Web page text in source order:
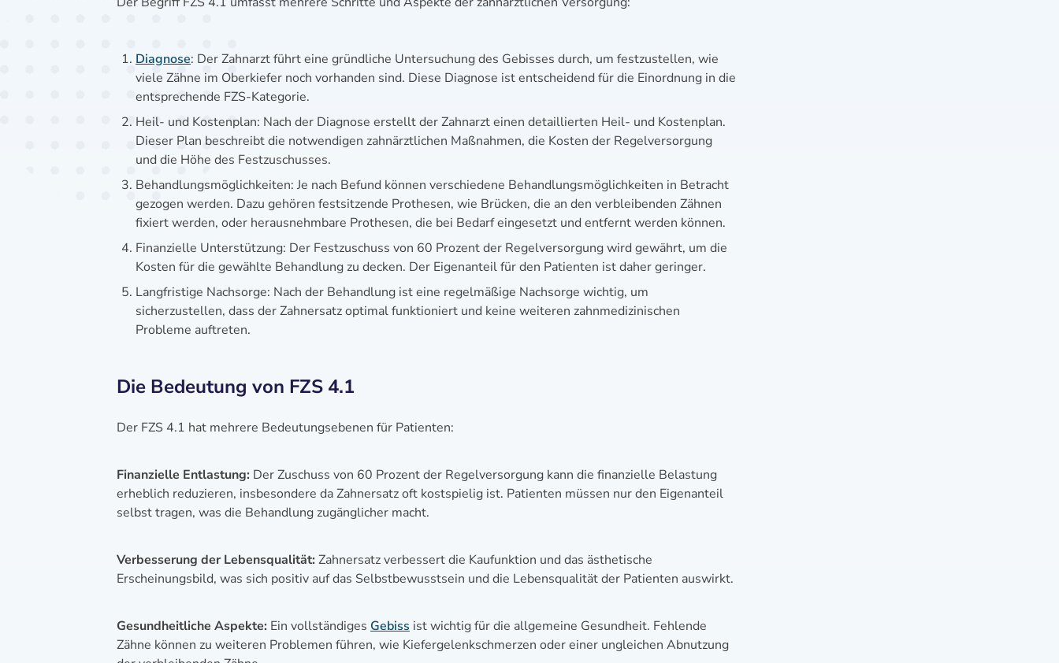
Diagnose: Der Zahnarzt führt eine gründliche Untersuchung des Gebisses durch, um festzustellen, wie
viele Zähne im Oberkiefer noch vorhanden sind. Diese Diagnose ist entscheidend für die Einordnung in die
entsprechende FZS-Kategorie.
Heil- und Kostenplan: Nach der Diagnose erstellt der Zahnarzt einen detaillierten Heil- und Kostenplan.
Dieser Plan beschreibt die notwendigen zahnärztlichen Maßnahmen, die Kosten der Regelversorgung
und die Höhe des Festzuschusses.
Behandlungsmöglichkeiten: Je nach Befund können verschiedene Behandlungsmöglichkeiten in Betracht
gezogen werden. Dazu gehören festsitzende Prothesen, wie Brücken, die an den verbleibenden Zähnen
fixiert werden, oder herausnehmbare Prothesen, die bei Bedarf eingesetzt und entfernt werden können.
Finanzielle Unterstützung: Der Festzuschuss von 60 Prozent der Regelversorgung wird gewährt, um die
Kosten für die gewählte Behandlung zu decken. Der Eigenanteil für den Patienten ist daher geringer.
Langfristige Nachsorge: Nach der Behandlung ist eine regelmäßige Nachsorge wichtig, um
sicherzustellen, dass der Zahnersatz optimal funktioniert und keine weiteren zahnmedizinischen
Probleme auftreten.
Die Bedeutung von FZS 4.1
Der FZS 4.1 hat mehrere Bedeutungsebenen für Patienten:
Finanzielle Entlastung: Der Zuschuss von 60 Prozent der Regelversorgung kann die finanzielle Belastung
erheblich reduzieren, insbesondere da Zahnersatz oft kostspielig ist. Patienten müssen nur den Eigenanteil
selbst tragen, was die Behandlung zugänglicher macht.
Verbesserung der Lebensqualität: Zahnersatz verbessert die Kaufunktion und das ästhetische
Erscheinungsbild, was sich positiv auf das Selbstbewusstsein und die Lebensqualität der Patienten auswirkt.
Gesundheitliche Aspekte: Ein vollständiges Gebiss ist wichtig für die allgemeine Gesundheit. Fehlende
Zähne können zu weiteren Problemen führen, wie Kiefergelenkschmerzen oder einer ungleichen Abnutzung